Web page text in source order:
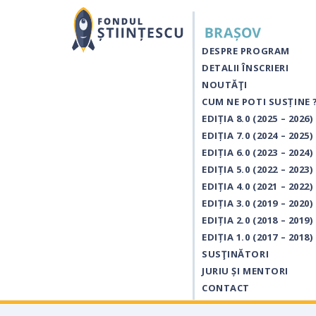
DESPRE PROGRAM
DETALII ÎNSCRIERI
NOUTĂŢI
CUM NE POTI SUSȚINE
EDIȚIA 8.0 (2025 – 2026)
EDIȚIA 7.0 (2024 – 2025)
EDIȚIA 6.0 (2023 – 2024)
EDIȚIA 5.0 (2022 – 2023)
EDIȚIA 4.0 (2021 – 2022)
EDIȚIA 3.0 (2019 – 2020)
EDIȚIA 2.0 (2018 – 2019)
EDIȚIA 1.0 (2017 – 2018)
SUSŢINĂTORI
JURIU ȘI MENTORI
CONTACT